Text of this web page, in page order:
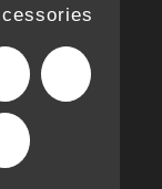
WhatsAppTumblr
mail